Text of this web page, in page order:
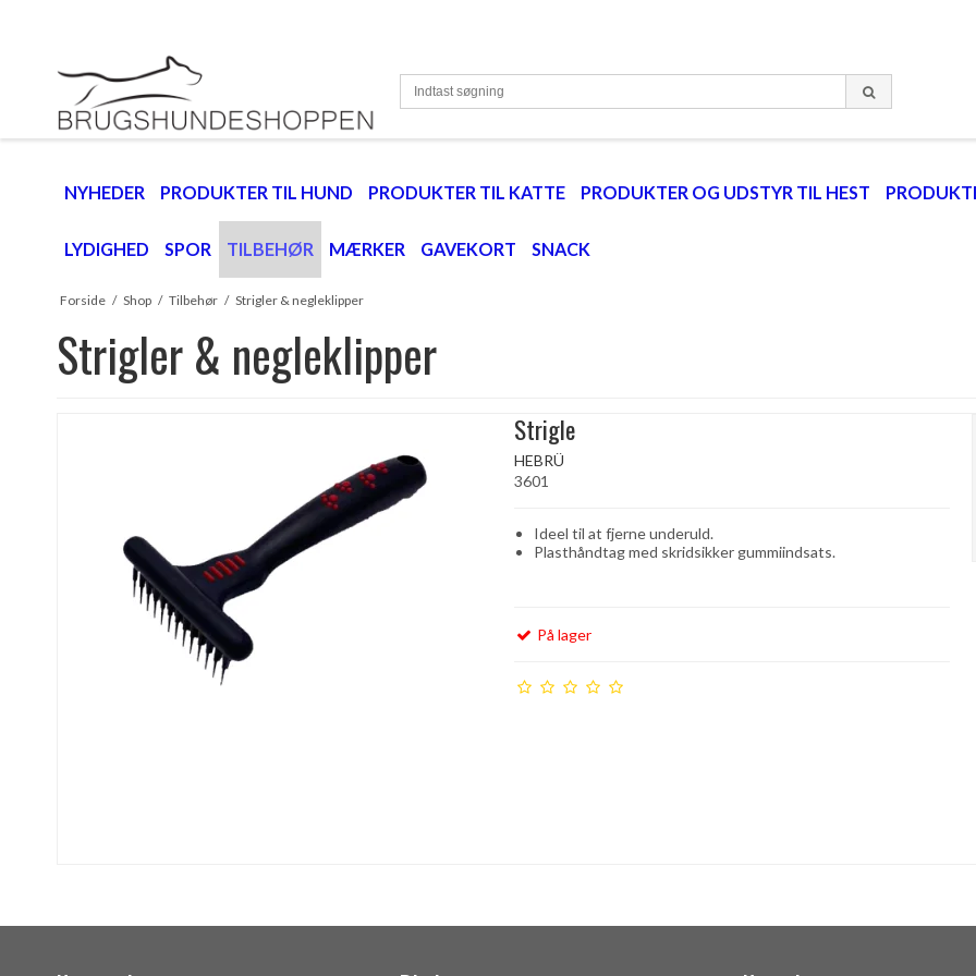
NYHEDER PRODUKTER TIL HUND PRODUKTER TIL KATTE PRODUKTER OG UDSTYR TIL HEST
LYDIGHED SPOR TILBEHØR MÆRKER GAVEKORT SNACK
Forside / Shop / Tilbehør / Strigler & negleklipper
Strigler & negleklipper
Strigle
HEBRÜ
3601
Ideel til at fjerne underuld.
Plasthåndtag med skridsikker gummiindsats.
På lager